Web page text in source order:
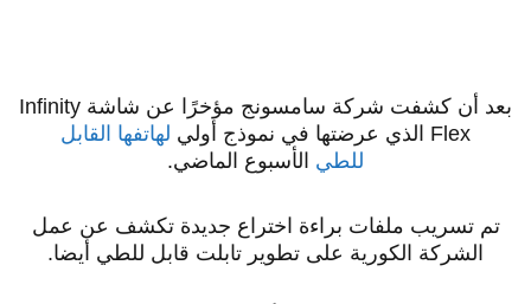
بعد أن كشفت شركة سامسونج مؤخرًا عن شاشة Infinity
Flex الذي عرضتها في نموذج أولي
لهاتفها القابل
للطي الأسبوع الماضي.
تم تسريب ملفات براءة اختراع جديدة تكشف عن عمل
الشركة الكورية على تطوير تابلت قابل للطي أيضا.